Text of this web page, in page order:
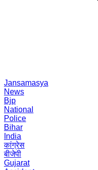
Jansamasya
News
Bjp
National
Police
Bihar
India
कांग्रेस
बीजेपी
Gujarat